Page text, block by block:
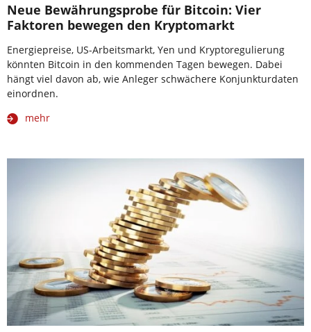
Neue Bewährungsprobe für Bitcoin: Vier
Faktoren bewegen den Kryptomarkt
Energiepreise, US-Arbeitsmarkt, Yen und Kryptoregulierung
könnten Bitcoin in den kommenden Tagen bewegen. Dabei
hängt viel davon ab, wie Anleger schwächere Konjunkturdaten
einordnen.
mehr